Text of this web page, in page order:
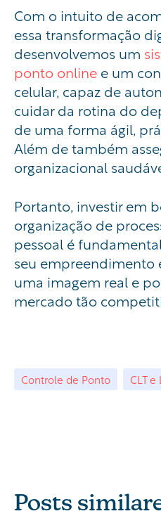
Com o intuito de
essa transformação
desenvolvemos um
ponto online e um
celular, capaz de
cuidar da rotina do
de uma forma ágil,
Além de também
organizacional
Portanto, investir em
organização de
pessoal é
seu empreendimento
uma imagem real e
mercado tão
Controle de Ponto CLT
Posts